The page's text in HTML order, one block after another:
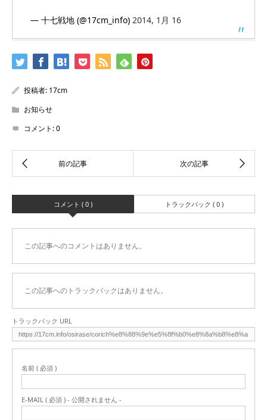
— 十七戦地 (@17cm_info) 2014, 1月 16
投稿者: 17cm
お知らせ
コメント:0
コメント ( 0 ) トラックバック ( 0 )
この記事へのコメントはありません。
この記事へのトラックバックはありません。
トラックバック URL
名前 ( 必須 )
E-MAIL ( 必須 ) - 公開されません -